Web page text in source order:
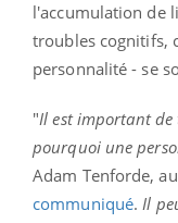
l'accumulation de
troubles cognitifs,
personnalité - se
"Il est important de
pourquoi une
Adam Tenforde,
communiqué.Il